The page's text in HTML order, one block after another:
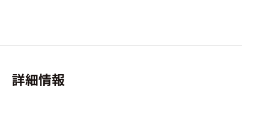
詳細情報